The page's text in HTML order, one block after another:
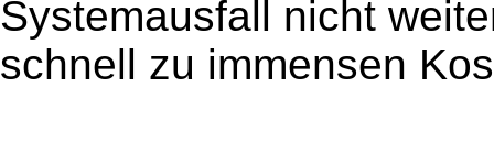
Systemausfall nicht
schnell zu immensen